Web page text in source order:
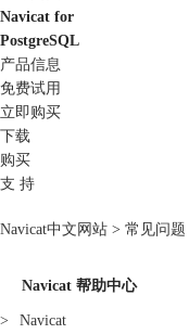
Navicat for
PostgreSQL
产品信息
免费试用
立即购买
下载
购买
支 持
Navicat中文网站 > 常见问题
Navicat 帮助中心
>
Navicat